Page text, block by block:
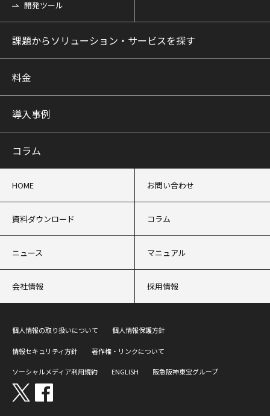
開発ツール
課題からソリューション・サービスを探す
料金
導入事例
コラム
HOME お問い合わせ
資料ダウンロード コラム
ニュース マニュアル
会社情報 採用情報
個人情報の取り扱いについて 個人情報保護方針
情報セキュリティ方針 著作権・リンクについて
ソーシャルメディア利用規約 ENGLISH 阪急阪神東宝グループ